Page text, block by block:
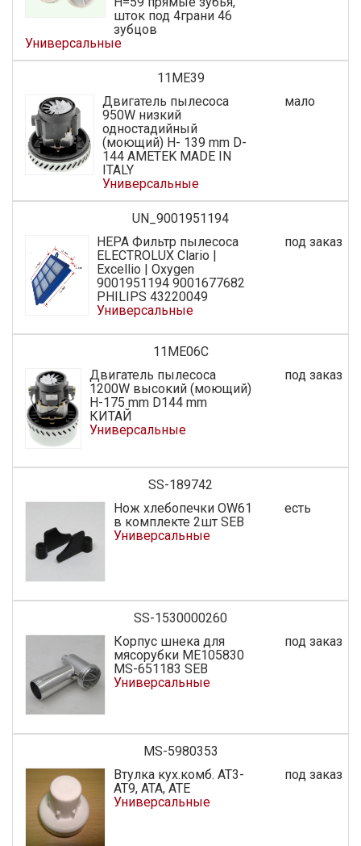
шток под 4грани 46
зубцов
Универсальные
11ME39
Двигатель пылесоса
950W низкий
одностадийный
(моющий) H- 139 mm D-
144 AMETEK MADE IN
ITALY
Универсальные
мало
UN_9001951194
HEPA Фильтр пылесоса
ELECTROLUX Clario |
Excellio | Oxygen
9001951194 9001677682
PHILIPS 43220049
Универсальные
под заказ
11ME06C
Двигатель пылесоса
1200W высокий (моющий)
H-175 mm D144 mm
КИТАЙ
Универсальные
под заказ
SS-189742
Нож хлебопечки OW61
в комплекте 2шт SEB
Универсальные
есть
SS-1530000260
Корпус шнека для
мясорубки ME105830
MS-651183 SEB
Универсальные
под заказ
MS-5980353
Втулка кух.комб. AT3-
AT9, ATA, ATE
Универсальные
под заказ